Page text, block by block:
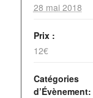
28 mai 2018
Prix :
12€
Catégories
d’Évènement: